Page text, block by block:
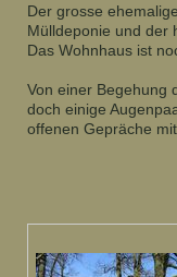
Der grosse
Mülldeponie und der
Das Wohnhaus ist
Von einer Begehung
doch einige
offenen Gepräche